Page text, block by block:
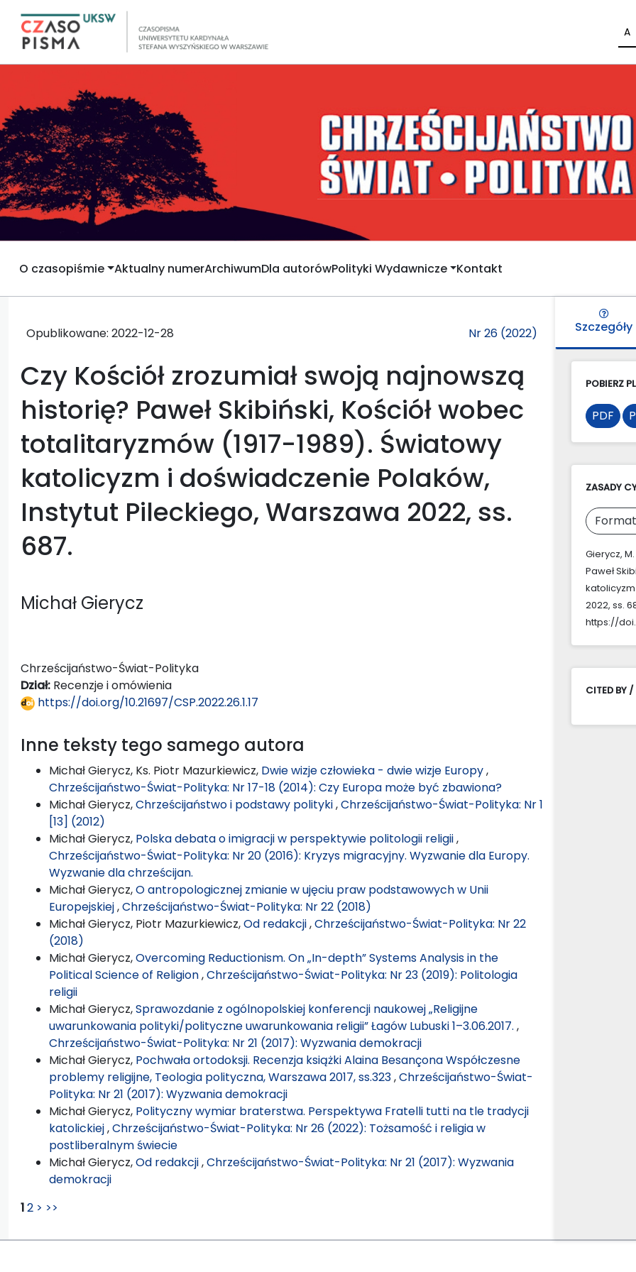
A
O czasopiśmie Aktualny numerArchiwumDla autorówPolityki Wydawnicze Kontakt
Opublikowane: 2022-12-28 Nr 26 (2022)
Czy Kościół zrozumiał swoją najnowszą
historię? Paweł Skibiński, Kościół wobec
totalitaryzmów (1917-1989). Światowy
katolicyzm i doświadczenie Polaków,
Instytut Pileckiego, Warszawa 2022, ss.
687.
Michał Gierycz
Chrześcijaństwo-Świat-Polityka
Dział: Recenzje i omówienia
https://doi.org/10.21697/CSP.2022.26.1.17
Inne teksty tego samego autora
Michał Gierycz, Ks. Piotr Mazurkiewicz, Dwie wizje człowieka - dwie wizje Europy,
Chrześcijaństwo-Świat-Polityka: Nr 17-18 (2014): Czy Europa może być zbawiona?
Michał Gierycz,Chrześcijaństwo i podstawy polityki,Chrześcijaństwo-Świat-Polityka: Nr 1
[13] (2012)
Michał Gierycz, Polska debata o imigracji w perspektywie politologii religii,
Chrześcijaństwo-Świat-Polityka: Nr 20 (2016): Kryzys migracyjny. Wyzwanie dla Europy.
Wyzwanie dla chrześcijan.
Michał Gierycz,O antropologicznej zmianie w ujęciu praw podstawowych w Unii
Europejskiej,Chrześcijaństwo-Świat-Polityka: Nr 22 (2018)
Michał Gierycz, Piotr Mazurkiewicz,Od redakcji,Chrześcijaństwo-Świat-Polityka: Nr 22
(2018)
Michał Gierycz,Overcoming Reductionism. On „In-depth” Systems Analysis in the
Political Science of Religion,Chrześcijaństwo-Świat-Polityka: Nr 23 (2019): Politologia
religii
Michał Gierycz,Sprawozdanie z ogólnopolskiej konferencji naukowej „Religijne
uwarunkowania polityki/polityczne uwarunkowania religii” Łagów Lubuski 1–3.06.2017. ,
Chrześcijaństwo-Świat-Polityka: Nr 21 (2017): Wyzwania demokracji
Michał Gierycz, Pochwała ortodoksji. Recenzja książki Alaina Besançona Współczesne
problemy religijne, Teologia polityczna, Warszawa 2017, ss.323,Chrześcijaństwo-Świat-
Polityka: Nr 21 (2017): Wyzwania demokracji
Michał Gierycz, Polityczny wymiar braterstwa. Perspektywa Fratelli tutti na tle tradycji
katolickiej,Chrześcijaństwo-Świat-Polityka: Nr 26 (2022): Tożsamość i religia w
postliberalnym świecie
Michał Gierycz,Od redakcji,Chrześcijaństwo-Świat-Polityka: Nr 21 (2017): Wyzwania
demokracji
12 > >>
Szczegóły
POBIERZ
PDF
ZASADY
Gierycz,
Paweł
2022, ss.
https://
CITED BY /